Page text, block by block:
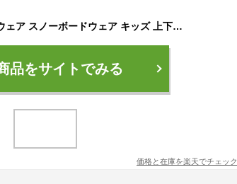
《即日出荷》 スキーウェア スノーボードウェア キッズ 上下セット ボードウェア スノボウェア スノーウエア ウエア パンツ ジャケット スノボ スノーボード スノボー スキー ジュニア 女の子 子供用 こども用 おしゃれ かわいい サイズ調整 防寒 IJS-889PR 《KDW》
品をサイトでみる
価格と在庫を楽天でチェック